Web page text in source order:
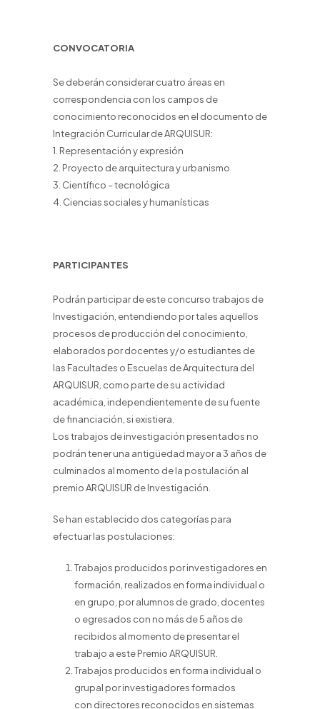
CONVOCATORIA
Se deberán considerar cuatro áreas en
correspondencia con los campos de
conocimiento reconocidos en el documento de
Integración Curricular de ARQUISUR:
1. Representación y expresión
2. Proyecto de arquitectura y urbanismo
3. Científico – tecnológica
4. Ciencias sociales y humanísticas
PARTICIPANTES
Podrán participar de este concurso trabajos de
Investigación, entendiendo por tales aquellos
procesos de producción del conocimiento,
elaborados por docentes y/o estudiantes de
las Facultades o Escuelas de Arquitectura del
ARQUISUR, como parte de su actividad
académica, independientemente de su fuente
de financiación, si existiera.
Los trabajos de investigación presentados no
podrán tener una antigüedad mayor a 3 años de
culminados al momento de la postulación al
premio ARQUISUR de Investigación.
Se han establecido dos categorías para
efectuar las postulaciones:
Trabajos producidos por investigadores en
formación, realizados en forma individual o
en grupo, por alumnos de grado, docentes
o egresados con no más de 5 años de
recibidos al momento de presentar el
trabajo a este Premio ARQUISUR.
Trabajos producidos en forma individual o
grupal por investigadores formados
con directores reconocidos en sistemas